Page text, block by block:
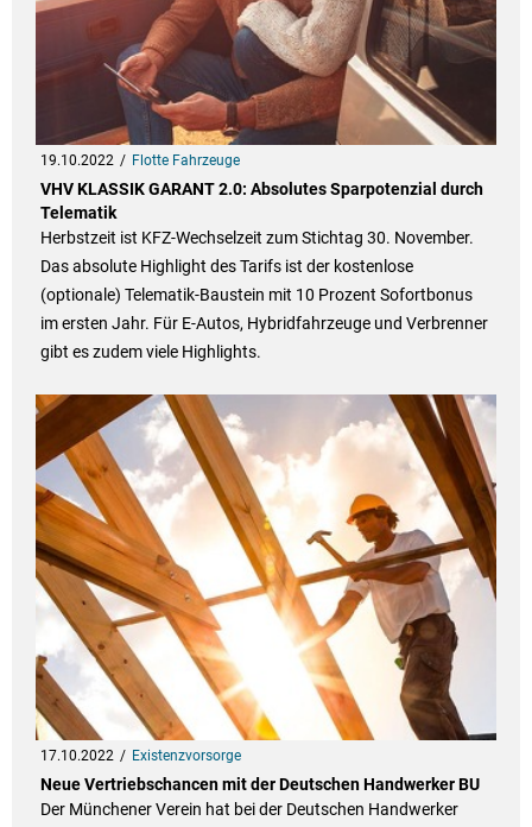
19.10.2022 Flotte Fahrzeuge
VHV KLASSIK GARANT 2.0: Absolutes Sparpotenzial durch
Telematik
Herbstzeit ist KFZ-Wechselzeit zum Stichtag 30. November.
Das absolute Highlight des Tarifs ist der kostenlose
(optionale) Telematik-Baustein mit 10 Prozent Sofortbonus
im ersten Jahr. Für E-Autos, Hybridfahrzeuge und Verbrenner
gibt es zudem viele Highlights.
17.10.2022 Existenzvorsorge
Neue Vertriebschancen mit der Deutschen Handwerker BU
Der Münchener Verein hat bei der Deutschen Handwerker